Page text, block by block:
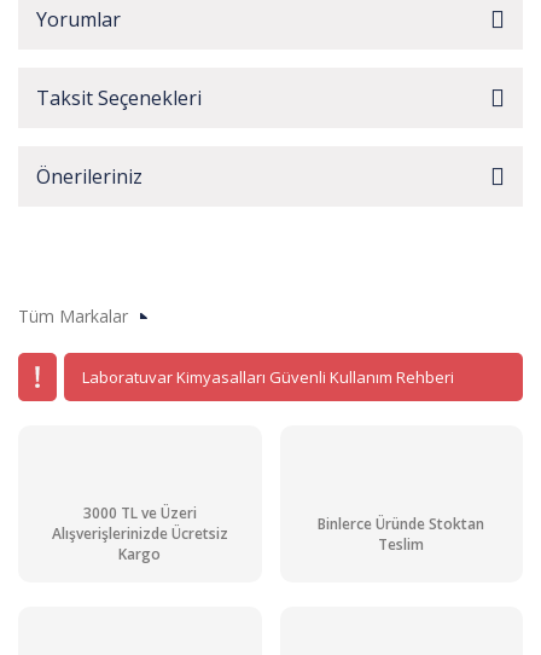
Yorumlar
Taksit Seçenekleri
Önerileriniz
Tüm Markalar
Laboratuvar Kimyasalları Güvenli Kullanım Rehberi
3000 TL ve Üzeri
Alışverişlerinizde Ücretsiz
Kargo
Binlerce Üründe Stoktan
Teslim